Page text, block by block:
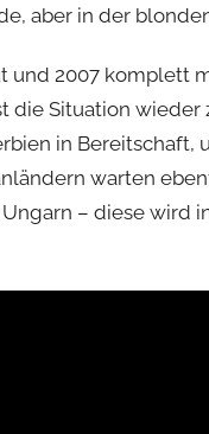
aber in der
und 2007 komplett
Situation
in Bereitschaft,
warten
– diese wird